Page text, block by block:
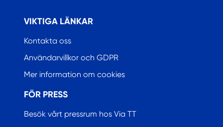
VIKTIGA LÄNKAR
Kontakta oss
Användarvillkor och GDPR
Mer information om cookies
FÖR PRESS
Besök vårt pressrum hos Via TT